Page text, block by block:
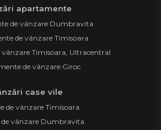
apartamente
de vânzare Dumbravita
de vânzare Timisoara
Timisoara, Ultracentral
de vânzare Giroc
case vile
de vânzare Timisoara
de vânzare Dumbravita